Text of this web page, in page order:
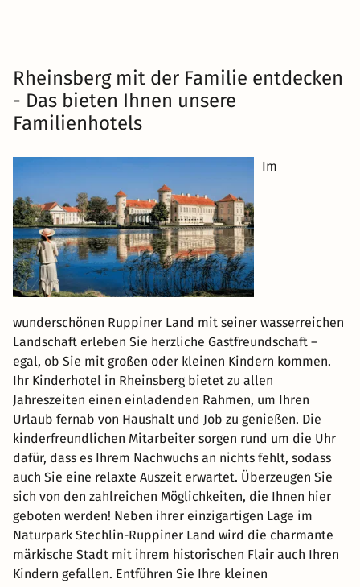
Rheinsberg mit der Familie entdecken
- Das bieten Ihnen unsere
Familienhotels
Im
wunderschönen Ruppiner Land mit seiner wasserreichen
Landschaft erleben Sie herzliche Gastfreundschaft –
egal, ob Sie mit großen oder kleinen Kindern kommen.
Ihr Kinderhotel in Rheinsberg bietet zu allen
Jahreszeiten einen einladenden Rahmen, um Ihren
Urlaub fernab von Haushalt und Job zu genießen. Die
kinderfreundlichen Mitarbeiter sorgen rund um die Uhr
dafür, dass es Ihrem Nachwuchs an nichts fehlt, sodass
auch Sie eine relaxte Auszeit erwartet. Überzeugen Sie
sich von den zahlreichen Möglichkeiten, die Ihnen hier
geboten werden! Neben ihrer einzigartigen Lage im
Naturpark Stechlin-Ruppiner Land wird die charmante
märkische Stadt mit ihrem historischen Flair auch Ihren
Kindern gefallen. Entführen Sie Ihre kleinen